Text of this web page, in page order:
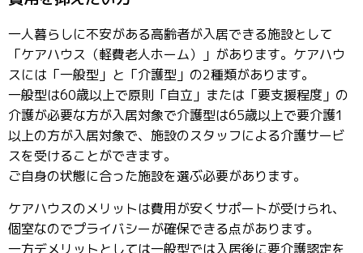
一人暮らしに不安がある高齢者が入居できる施設として
「ケアハウス（軽費老人ホーム）」があります。ケアハウ
スには「一般型」と「介護型」の2種類があります。
一般型は60歳以上で原則「自立」または「要支援程度」の
介護が必要な方が入居対象で介護型は65歳以上で要介護1
以上の方が入居対象で、施設のスタッフによる介護サービ
スを受けることができます。
ご自身の状態に合った施設を選ぶ必要があります。
ケアハウスのメリットは費用が安くサポートが受けられ、
個室なのでプライバシーが確保できる点があります。
一方デメリットとしては一般型では入居後に要介護認定を